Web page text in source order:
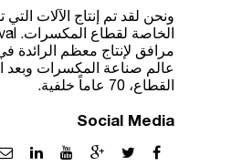
ونحن لقد تم إنتاج الآلات التي
مرافق لإنتاج معظم الرائدة
عالم صناعة المكسرات وبعد
القطاع، 70 عاماً خلفية.
Social Media